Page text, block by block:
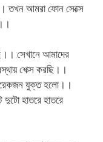
তখন আমরা ফোন সেক্সে
সেখানে আমাদের
শেক্স করছি।।
যুক্ত হলো।।
হাতরে হাতরে